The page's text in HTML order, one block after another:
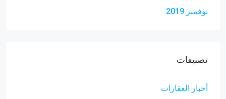
نوفمبر 2019
تصنيفات
أخبار العقارات